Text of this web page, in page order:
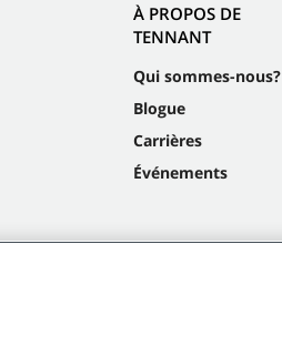
À PROPOS DE
TENNANT
Qui sommes-nous?
Blogue
Carrières
Événements